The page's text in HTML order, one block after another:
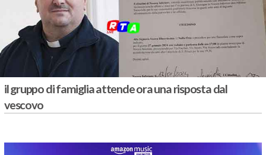
il gruppo di famiglia attende ora una risposta dal
vescovo